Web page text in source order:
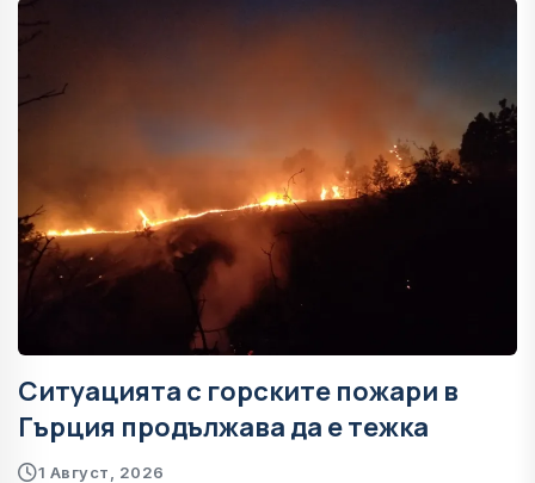
Ситуацията с горските пожари в
Гърция продължава да е тежка
1 Август, 2026